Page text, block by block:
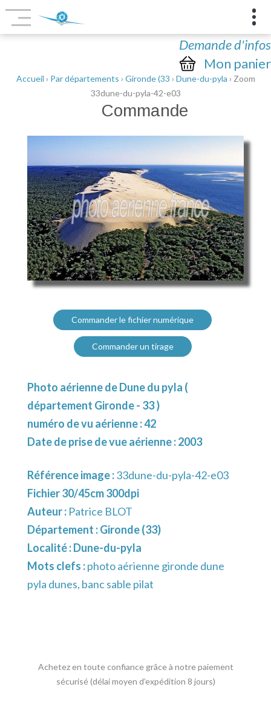
Demande d'infos
Mon panier
Accueil › Par départements › Gironde (33 › Dune-du-pyla › Zoom
33dune-du-pyla-42-e03
Commande
Commander le fichier numérique
Commander un tirage
Photo aérienne de Dune du pyla (
département Gironde - 33 )
numéro de vu aérienne : 42
Date de prise de vue aérienne : 2003
Référence image :33dune-du-pyla-42-e03
Fichier 30/45cm 300dpi
Auteur : Patrice BLOT
Département :Gironde (33)
Localité :Dune-du-pyla
Mots clefs :photo aérienne gironde dune
pyla dunes, banc sable pilat
Achetez en toute confiance grâce à notre paiement
sécurisé (délai moyen d’expédition 8 jours)